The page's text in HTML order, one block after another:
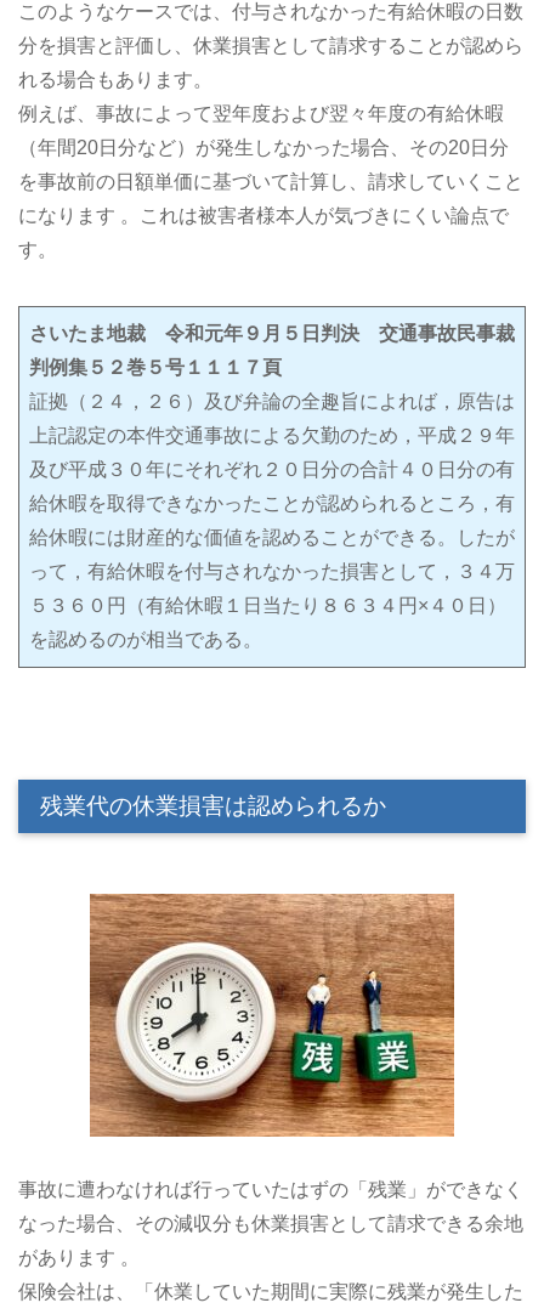
このようなケースでは、付与されなかった有給休暇の日数
分を損害と評価し、休業損害として請求することが認めら
れる場合もあります。
例えば、事故によって翌年度および翌々年度の有給休暇
（年間20日分など）が発生しなかった場合、その20日分
を事故前の日額単価に基づいて計算し、請求していくこと
になります 。これは被害者様本人が気づきにくい論点で
す。
さいたま地裁 令和元年９月５日判決 交通事故民事裁
判例集５２巻５号１１１７頁
証拠（２４，２６）及び弁論の全趣旨によれば，原告は
上記認定の本件交通事故による欠勤のため，平成２９年
及び平成３０年にそれぞれ２０日分の合計４０日分の有
給休暇を取得できなかったことが認められるところ，有
給休暇には財産的な価値を認めることができる。したが
って，有給休暇を付与されなかった損害として，３４万
５３６０円（有給休暇１日当たり８６３４円×４０日）
を認めるのが相当である。
残業代の休業損害は認められるか
事故に遭わなければ行っていたはずの「残業」ができなく
なった場合、その減収分も休業損害として請求できる余地
があります 。
保険会社は、「休業していた期間に実際に残業が発生した